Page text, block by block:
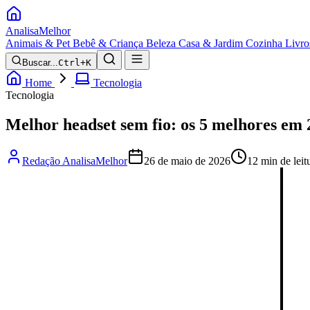
AnalisaMelhor
Animais & Pet Bebê & Criança Beleza Casa & Jardim Cozinha
Buscar...Ctrl+K
Home
Tecnologia
Tecnologia
Melhor headset sem fio: os 5 melhores em
Redação AnalisaMelhor 26 de maio de 2026 12 min de